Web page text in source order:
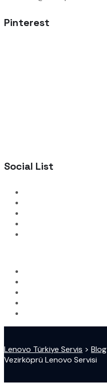
Pinterest
Social List
Lenovo Türkiye Servis > Blog
Vezirköprü Lenovo Servisi